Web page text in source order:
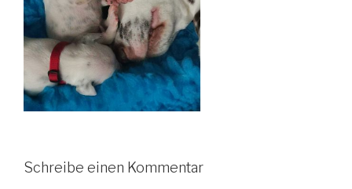
Schreibe einen Kommentar